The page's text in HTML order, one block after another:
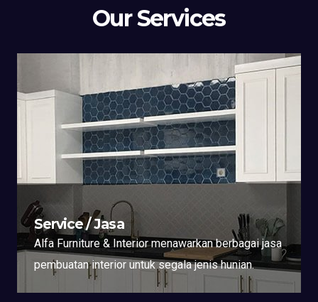
Our Services
Service / Jasa
Alfa Furniture & Interior menawarkan berbagai jasa
pembuatan interior untuk segala jenis hunian.